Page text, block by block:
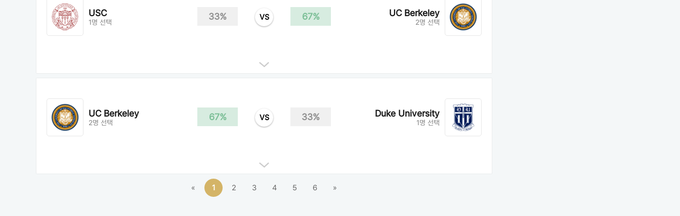
USC
1명 선택
33% VS 67% UC Berkeley
2명 선택
UC Berkeley
2명 선택
67% VS 33% Duke University
1명 선택
« 1 2 3 4 5 6 »